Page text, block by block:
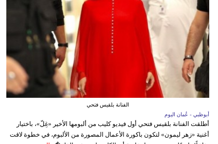
الفنانة بلقيس فتحي
أبوظبي - عُمان اليوم
أطلقت الفنانة بلقيس فتحي أول فيديو كليب من ألبومها الأخير «غِلّ»، باختيار
أغنية «زهر ليمون» لتكون باكورة الأعمال المصورة من الألبوم، في خطوة لاقت